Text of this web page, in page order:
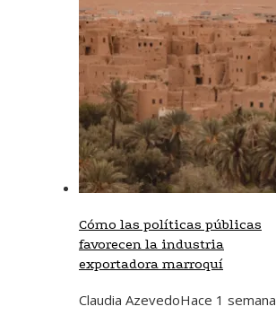
Cómo las políticas públicas
favorecen la industria
exportadora marroquí
Claudia AzevedoHace 1 semana